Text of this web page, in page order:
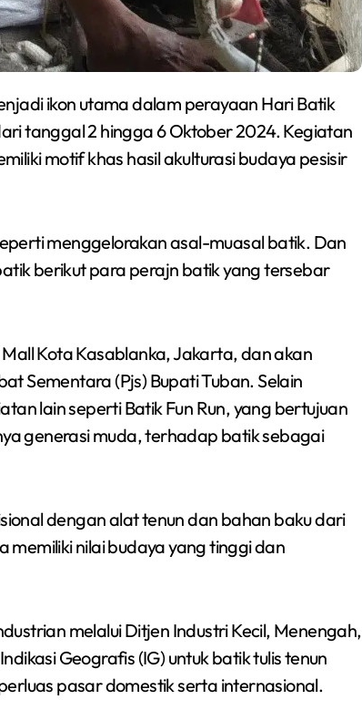
ikon utama dalam perayaan Hari Batik
tanggal 2 hingga 6 Oktober 2024. Kegiatan
motif khas hasil akulturasi budaya pesisir
menggelorakan asal-muasal batik. Dan
berikut para perajn batik yang tersebar
Kota Kasablanka, Jakarta, dan akan
Sementara (Pjs) Bupati Tuban. Selain
lain seperti Batik Fun Run, yang bertujuan
generasi muda, terhadap batik sebagai
dengan alat tenun dan bahan baku dari
nilai budaya yang tinggi dan
melalui Ditjen Industri Kecil, Menengah,
Geografis (IG) untuk batik tulis tenun
pasar domestik serta internasional.